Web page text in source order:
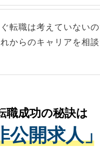
てしまうと、応募が殺
機関が求める条件に合っ
紹介会社に依頼するケー
る必要はありません。
連絡はキャリアパートナ
漏えいすることはあり
心ください。当サイトか
集したご登録者様の個人
キャリアアップおよび転
的に使用いたします。お
ての個人データはご本
情報の取り扱いについて
を満たした事業者のみに
イバシーマークを取得済
転職は考えていない
からのキャリアを相談
て、現在の医療機関の状
じえながら、適切なアド
ただきます。すぐにご転
は、長期的なサポートが
職成功の秘訣は
公開求人」